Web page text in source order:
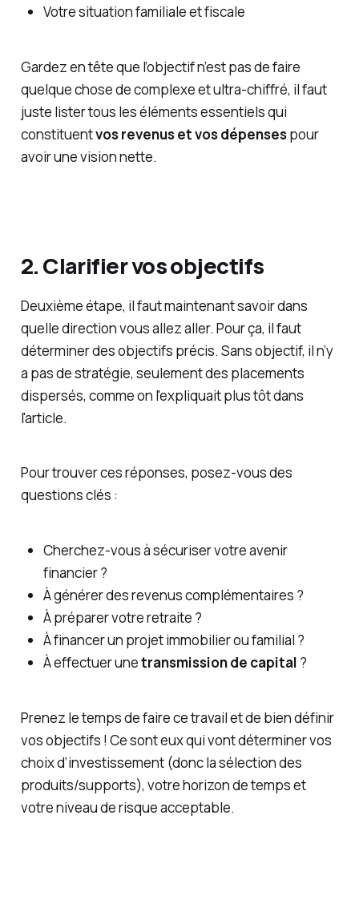
Votre situation familiale et fiscale
Gardez en tête que l’objectif n’est pas de faire
quelque chose de complexe et ultra-chiffré, il faut
juste lister tous les éléments essentiels qui
constituentvos revenus et vos dépensespour
avoir une vision nette.
2. Clarifier vos objectifs
Deuxième étape, il faut maintenant savoir dans
quelle direction vous allez aller. Pour ça, il faut
déterminer des objectifs précis. Sans objectif, il n’y
a pas de stratégie, seulement des placements
dispersés, comme on l'expliquait plus tôt dans
l'article.
Pour trouver ces réponses, posez-vous des
questions clés :
Cherchez-vous à sécuriser votre avenir
financier ?
À générer des revenus complémentaires ?
À préparer votre retraite ?
À financer un projet immobilier ou familial ?
À effectuer unetransmission de capital ?
Prenez le temps de faire ce travail et de bien définir
vos objectifs ! Ce sont eux qui vont déterminer vos
choix d’investissement (donc la sélection des
produits/supports), votre horizon de temps et
votre niveau de risque acceptable.